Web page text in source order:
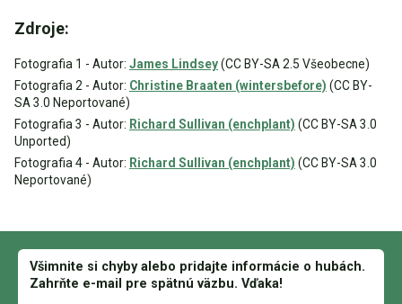
Zdroje:
Fotografia 1 - Autor: James Lindsey(CC BY-SA 2.5 Všeobecne)
Fotografia 2 - Autor: Christine Braaten (wintersbefore) (CC BY-
SA 3.0 Neportované)
Fotografia 3 - Autor: Richard Sullivan (enchplant) (CC BY-SA 3.0
Unported)
Fotografia 4 - Autor: Richard Sullivan (enchplant) (CC BY-SA 3.0
Neportované)